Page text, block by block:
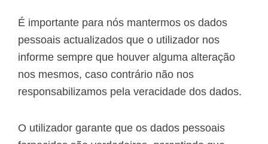
É importante para nós mantermos os dados
pessoais actualizados que o utilizador nos
informe sempre que houver alguma alteração
nos mesmos, caso contrário não nos
responsabilizamos pela veracidade dos dados.
O utilizador garante que os dados pessoais